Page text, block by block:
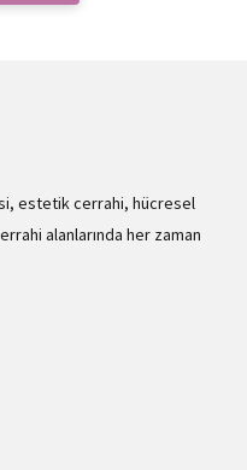
estetik cerrahi, hücresel
alanlarında her zaman